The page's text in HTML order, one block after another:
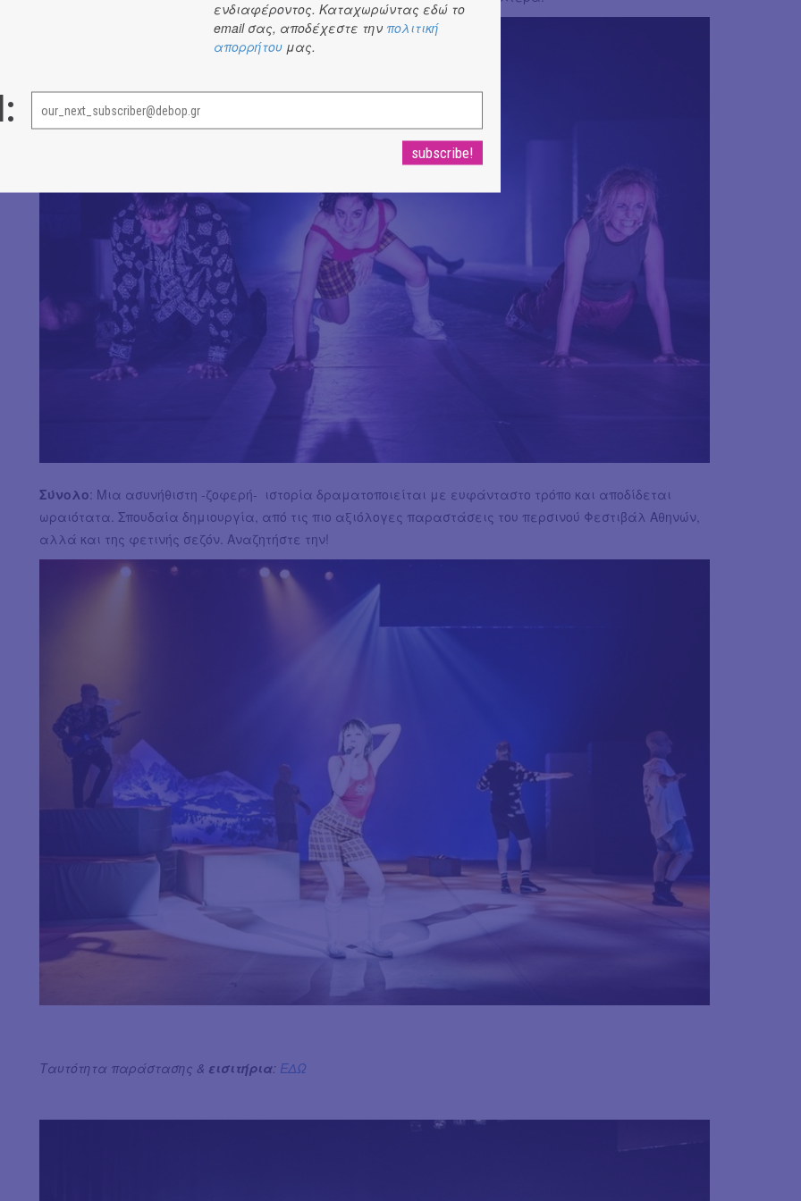
Σύνολο: Μια ασυνήθιστη -ζοφερή- ιστορία δραματοποιείται με ευφάνταστο τρόπο και αποδίδεται
ωραιότατα. Σπουδαία δημιουργία, από τις πιο αξιόλογες παραστάσεις του περσινού Φεστιβάλ Αθηνών,
αλλά και της φετινής σεζόν. Αναζητήστε την!
Ταυτότητα παράστασης & εισιτήρια: ΕΔΩ
ενδιαφέροντος. Καταχωρώντας εδώ το
email σας, αποδέχεστε την πολιτική
απορρήτου μας.